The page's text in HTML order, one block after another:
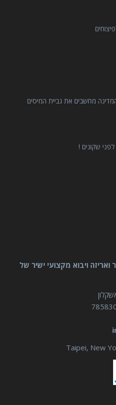
מחשבים את גביית המיסים
שקונים !
ואריזה ויבוא מקצועי ישיר של